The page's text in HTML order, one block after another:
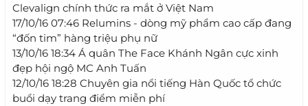
Clevalign chính thức ra mắt ở Việt Nam
17/10/16 07:46 Relumins - dòng mỹ phẩm cao cấp đang
“đốn tim” hàng triệu phụ nữ
13/10/16 18:34 Á quân The Face Khánh Ngân cực xinh
đẹp hội ngộ MC Anh Tuấn
12/10/16 18:28 Chuyên gia nổi tiếng Hàn Quốc tổ chức
buổi dạy trang điểm miễn phí